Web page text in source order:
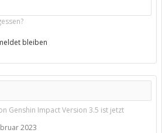
bleiben
Genshin Impact Version 3.5 ist jetzt
2023